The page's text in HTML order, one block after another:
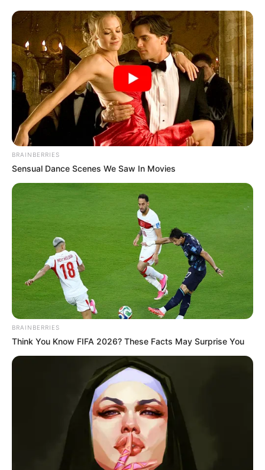
BRAINBERRIES
Sensual Dance Scenes We Saw In Movies
BRAINBERRIES
Think You Know FIFA 2026? These Facts May Surprise You